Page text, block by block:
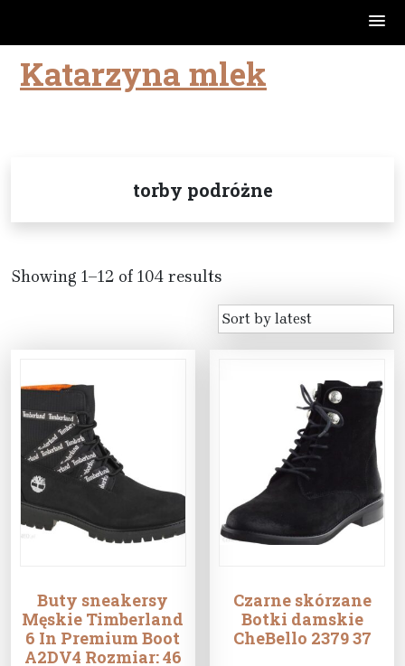
SkipKatarzyna mlek
torby podróżne
Showing 1–12 of 104 results
Buty sneakersy
Męskie Timberland
6 In Premium Boot
A2DV4 Rozmiar: 46
Czarne skórzane
Botki damskie
CheBello 2379 37